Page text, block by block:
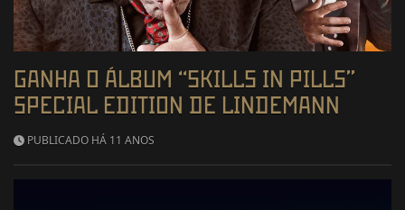
GANHA O ÁLBUM “SKILLS IN PILLS”
SPECIAL EDITION DE LINDEMANN
PUBLICADO HÁ 11 ANOS